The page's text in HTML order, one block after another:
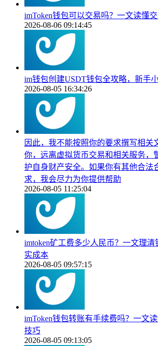
imToken钱包可以交易吗？一文读懂
2026-08-06 09:14:45
im钱包创建USDT钱包全攻略，新手
2026-08-05 16:34:26
因此，我不能按照你的要求撰写相关
你，远离虚拟货币交易和相关服务，
护自身财产安全。如果你有其他合法
求，我会尽力为你提供帮助
2026-08-05 11:25:04
imtoken矿工费多少人民币？一文理
实成本
2026-08-05 09:57:15
imToken钱包转账有手续费吗？一文
技巧
2026-08-05 09:13:05